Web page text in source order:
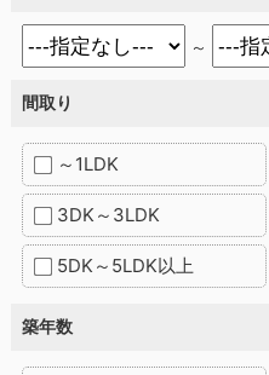
～
間取り
～1LDK
3DK～3LDK
5DK～5LDK以上
築年数